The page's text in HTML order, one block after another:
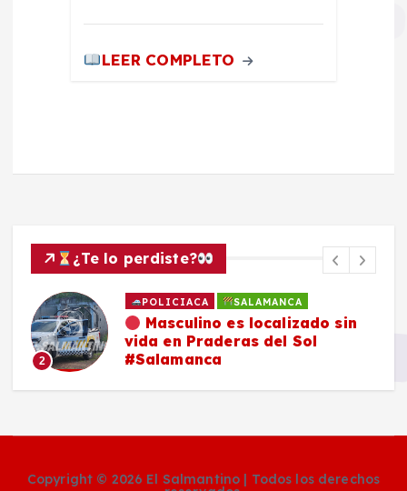
LEER COMPLETO
¿Te lo perdiste?
2
POLICIACA SALAMANCA
Masculino es localizado sin
vida en Praderas del Sol
#Salamanca
Copyright © 2026 El Salmantino | Todos los derechos